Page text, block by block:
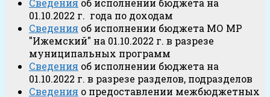
Сведения об исполнении бюджета на
01.10.2022 г. года по доходам
Сведения об исполнении бюджета МО МР
"Ижемский" на 01.10.2022 г. в разрезе
муниципальных программ
Сведения об исполнении бюджета на
01.10.2022 г. в разрезе разделов, подразделов
Сведения о предоставлении межбюджетных